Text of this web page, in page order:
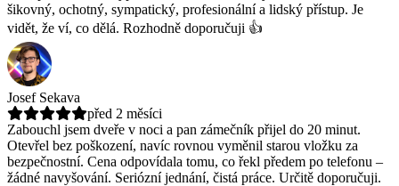
šikovný, ochotný, sympatický, profesionální a lidský přístup. Je
vidět, že ví, co dělá. Rozhodně doporučuji 👍
Josef Sekava
před 2 měsíci
Zabouchl jsem dveře v noci a pan zámečník přijel do 20 minut.
Otevřel bez poškození, navíc rovnou vyměnil starou vložku za
bezpečnostní. Cena odpovídala tomu, co řekl předem po telefonu –
žádné navyšování. Seriózní jednání, čistá práce. Určitě doporučuji.